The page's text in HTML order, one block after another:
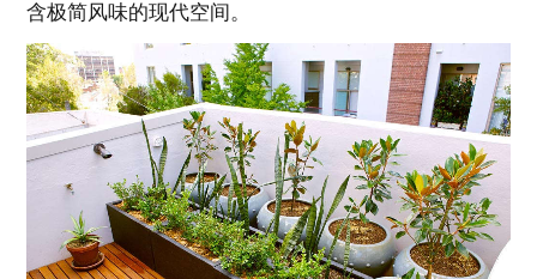
含极简风味的现代空间。